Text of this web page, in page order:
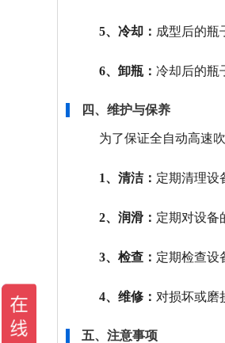
5、冷却： 成型后的瓶
6、卸瓶： 冷却后的瓶
四、维护与保养
为了保证全自动高速
1、清洁： 定期清理设
2、润滑： 定期对设备
3、检查： 定期检查设
4、维修： 对损坏或磨
五、注意事项